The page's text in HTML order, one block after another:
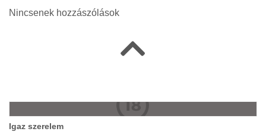
Nincsenek hozzászólások
Igaz szerelem